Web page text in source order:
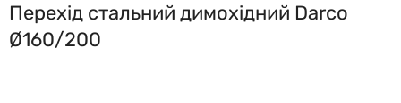
Перехід стальний димохідний Darco
Ø160/200